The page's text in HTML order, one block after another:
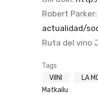
Robert Parker:
actualidad/
Ruta del vino
Tags
VIINI
LA
Matkailu